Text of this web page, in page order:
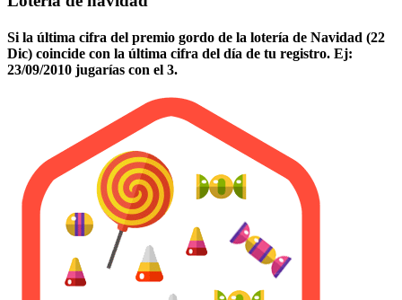
Si la última cifra del premio gordo de la lotería de Navidad (22
Dic) coincide con la última cifra del día de tu registro. Ej:
23/09/2010 jugarías con el 3.